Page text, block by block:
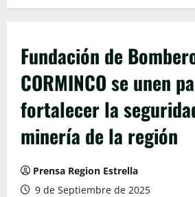
Fundación de
CORMINCO se unen
fortalecer la
minería de la región
Prensa Region Estrella
9 de Septiembre de 2025